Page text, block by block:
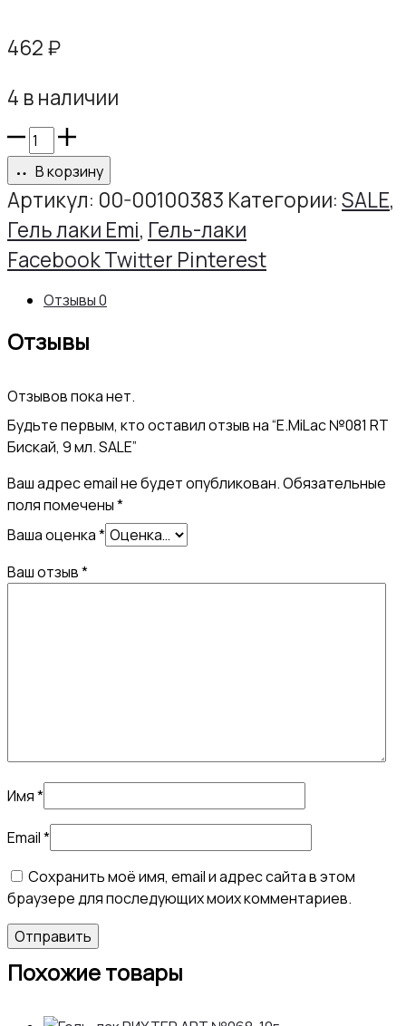
462₽
4 в наличии
Количество
товара
E.MiLac
№081
RT
мл.
В корзину
Артикул: 00-00100383 Категории:SALE,
Гель лаки Emi, Гель-лаки
Share
FacebookTwitter Pinterest
Отзывы0
Отзывы
Отзывов пока нет.
Будьте первым, кто оставил отзыв на “E.MiLac №081 RT
Бискай, 9 мл. SALE”
Ваш адрес email не будет опубликован.Обязательные
поля помечены*
Ваша оценка*
Ваш отзыв*
Имя*
Email*
Сохранить моё имя, email и адрес сайта в этом
браузере для последующих моих комментариев.
Похожие товары